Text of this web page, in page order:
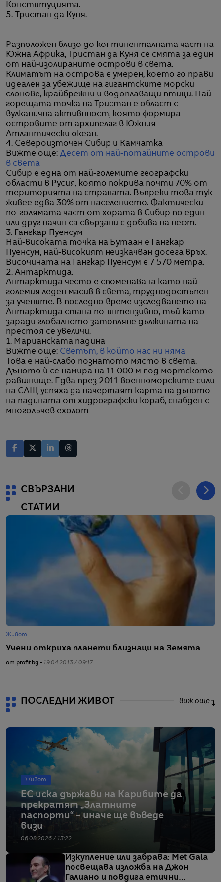
Конституцията.
5. Тристан да Куня.
Разположен близо до континенталната част на
Южна Африка, Тристан да Куня се смята за един
от най-изолираните острови в света.
Климатът на острова е умерен, което го прави
идеален за убежище на гигантските морски
слонове, крайбрежни и водоплаващи птици. Най-
горещата точка на Тристан е област с
вулканична активнност, която формира
островите от архипелаг в Южния
Атлантически океан.
4. Североизточен Сибир и Камчатка
Вижте още: Десет от най-потайните острови
в света
Сибир е една от най-големите географски
области в Русия, която покрива почти 70% от
територията на страната. Въпреки това тук
живее едва 30% от населението. Фактически
по-голямата част от хората в Сибир по един
или друг начин са свързани с добива на нефт.
3. Гангкар Пуенсум
Най-високата точка на Бутаан е Гангкар
Пуенсум, най-високият неизкачван досега връх.
Височината на Гангкар Пуенсум е 7 570 метра.
2. Антарктида.
Антарктида често е споменавана като най-
големия леден масив в света, труднодостъпен
за учените. В последно време изследването на
Антарктида стана по-интензивно, тъй като
заради глобалното затопляне дължината на
престоя се увеличи.
1. Марианската падина
Вижте още: Светът, в който нас ни няма
Това е най-слабо познатото място в света.
Дъното ѝ се намира на 11 000 м под мортското
равшнище. Едва през 2011 военноморските сили
на САЩ успяха да начертаят карта на дъното
на падината от хидрографски кораб, снабден с
многолъчев ехолот
СВЪРЗАНИ
СТАТИИ
Живот
Учени откриха планети близнаци на Земята
от profit.bg - 19.04.2013 / 09:17
ПОСЛЕДНИ ЖИВОТ виж още
Живот
ЕС иска държави на Карибите да
прекратят „Златните
паспорти“ – иначе ще въведе
визи
06.08.2026 / 13:22
Изкупление или забрава: Met Gala
посвещава изложба на Джон
Галиано и повдига етични